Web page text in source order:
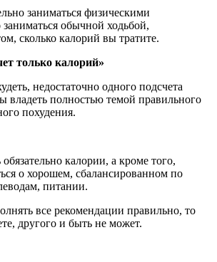
заниматься физическими
обычной ходьбой,
сколько калорий вы тратите.
только калорий»
недостаточно одного подсчета
полностью темой правильного
похудения.
калории, а кроме того,
о хорошем, сбалансированном по
питании.
все рекомендации правильно, то
другого и быть не может.